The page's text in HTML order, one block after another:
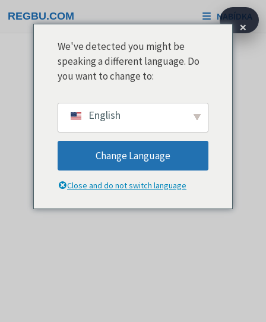
na
REGBU.COM NABÍDKA
×
We've detected you might be
speaking a different language. Do
you want to change to:
English
Change Language
Close and do not switch language